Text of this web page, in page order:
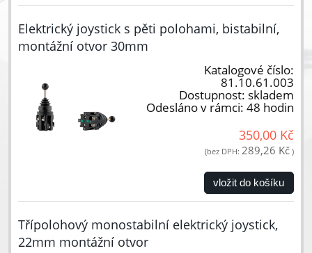
Elektrický joystick s pěti polohami, bistabilní,
montážní otvor 30mm
Katalogové číslo:
81.10.61.003
Dostupnost: skladem
Odesláno v rámci: 48 hodin
350,00 Kč
(bez DPH: 289,26 Kč )
vložit do košíku
Třípolohový monostabilní elektrický joystick,
22mm montážní otvor